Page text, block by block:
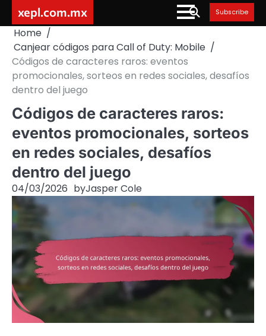
content
xepl.com.mx Subscribe
Home
Canjear códigos para Call of Duty: Mobile
Códigos de caracteres raros: eventos
promocionales, sorteos en redes sociales, desafíos
dentro del juego
Códigos de caracteres raros:
eventos promocionales, sorteos
en redes sociales, desafíos
dentro del juego
04/03/2026 byJasper Cole